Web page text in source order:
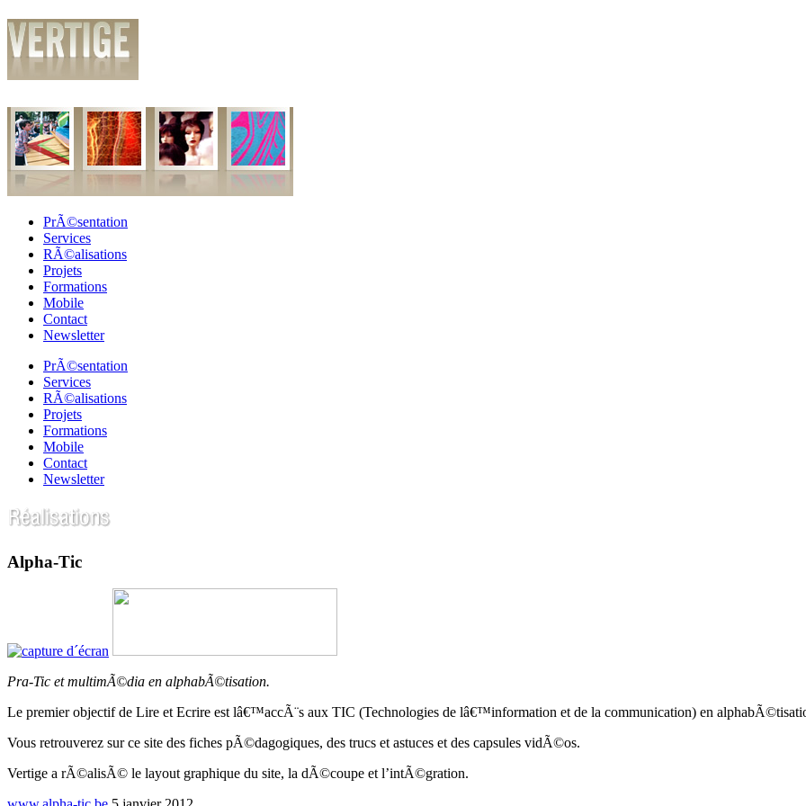
PrÃ©sentation
Services
RÃ©alisations
Projets
Formations
Mobile
Contact
Newsletter
PrÃ©sentation
Services
RÃ©alisations
Projets
Formations
Mobile
Contact
Newsletter
Alpha-Tic
Pra-Tic et multimÃ©dia en alphabÃ©tisation.
Le premier objectif de Lire et Ecrire est lâ€™accÃ¨s aux TIC (Technologies de lâ€™information et de la communication) en
Vous retrouverez sur ce site des fiches pÃ©dagogiques, des trucs et astuces et des capsules vidÃ©os.
Vertige a rÃ©alisÃ© le layout graphique du site, la dÃ©coupe et l’intÃ©gration.